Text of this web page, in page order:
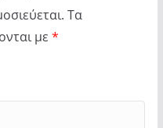
Τα
με *